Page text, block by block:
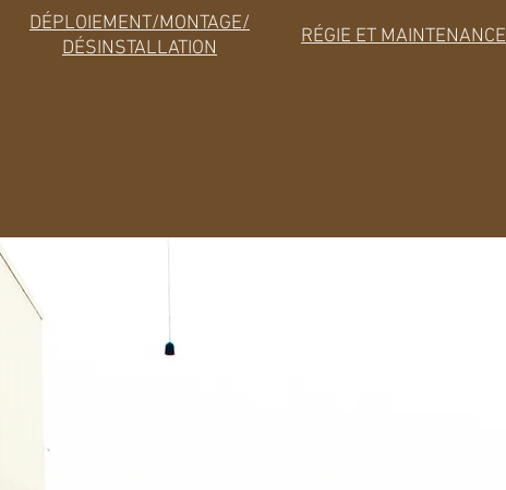
DÉPLOIEMENT/MONTAGE/
DÉSINSTALLATION
RÉGIE ET MAINTENANCE